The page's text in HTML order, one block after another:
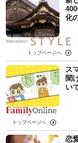
化
トップページへ
ス
聞
い
トップページへ
恋